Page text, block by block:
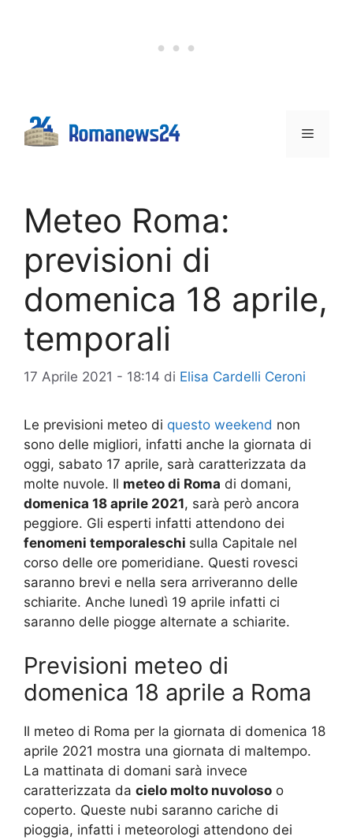
Menu
Meteo Roma:
previsioni di
domenica 18 aprile,
temporali
17 Aprile 2021 - 18:14 di Elisa Cardelli Ceroni
Le previsioni meteo di questo weekend non
sono delle migliori, infatti anche la giornata di
oggi, sabato 17 aprile, sarà caratterizzata da
molte nuvole. Il meteo di Roma di domani,
domenica 18 aprile 2021, sarà però ancora
peggiore. Gli esperti infatti attendono dei
fenomeni temporaleschi sulla Capitale nel
corso delle ore pomeridiane. Questi rovesci
saranno brevi e nella sera arriveranno delle
schiarite. Anche lunedì 19 aprile infatti ci
saranno delle piogge alternate a schiarite.
Previsioni meteo di
domenica 18 aprile a Roma
Il meteo di Roma per la giornata di domenica 18
aprile 2021 mostra una giornata di maltempo.
La mattinata di domani sarà invece
caratterizzata da cielo molto nuvoloso o
coperto. Queste nubi saranno cariche di
pioggia, infatti i meteorologi attendono dei